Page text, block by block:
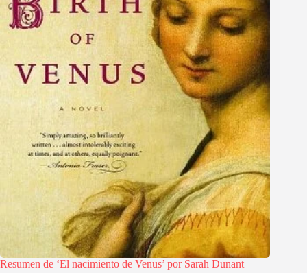
Resumen de ‘El nacimiento de Venus’ por Sarah Dunant